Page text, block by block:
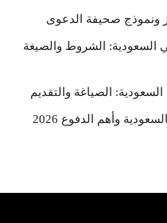
ونموذج صحيفة الدعوى
الشروط والصيغة
الصياغة والتقديم
وأهم الدفوع 2026